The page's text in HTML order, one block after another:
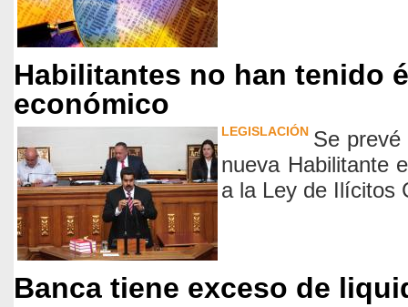
Habilitantes no han tenido
económico
LEGISLACIÓN Se
nueva Habilitante
a la Ley de Ilícitos
Banca tiene exceso de